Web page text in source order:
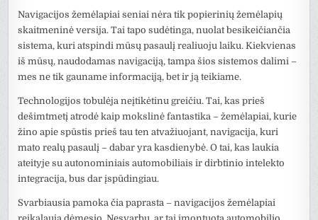
Navigacijos žemėlapiai seniai nėra tik popierinių žemėlapių
skaitmeninė versija. Tai tapo sudėtinga, nuolat besikeičiančia
sistema, kuri atspindi mūsų pasaulį realiuoju laiku. Kiekvienas
iš mūsų, naudodamas navigaciją, tampa šios sistemos dalimi –
mes ne tik gauname informaciją, bet ir ją teikiame.
Technologijos tobulėja neįtikėtinu greičiu. Tai, kas prieš
dešimtmetį atrodė kaip mokslinė fantastika – žemėlapiai, kurie
žino apie spūstis prieš tau ten atvažiuojant, navigacija, kuri
mato realų pasaulį – dabar yra kasdienybė. O tai, kas laukia
ateityje su autonominiais automobiliais ir dirbtinio intelekto
integracija, bus dar įspūdingiau.
Svarbiausia pamoka čia paprasta – navigacijos žemėlapiai